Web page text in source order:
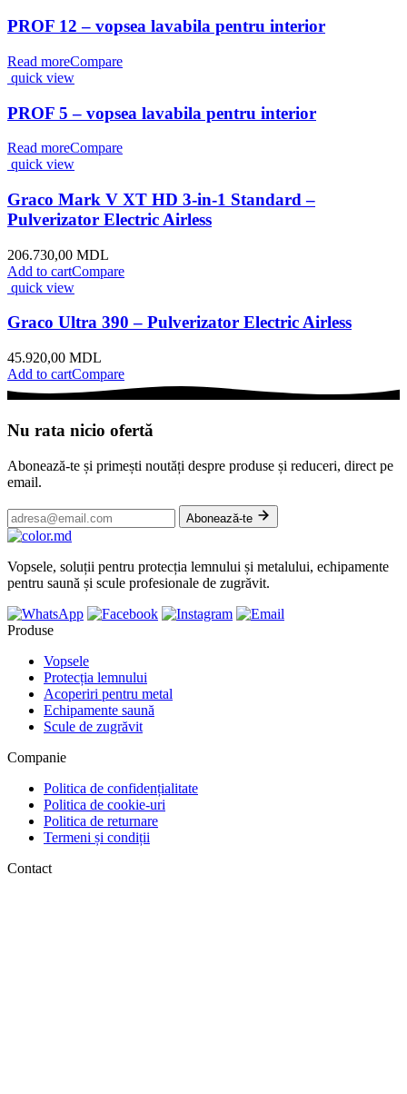
PROF 12 – vopsea lavabila pentru interior
Read moreCompare
quick view
PROF 5 – vopsea lavabila pentru interior
Read moreCompare
quick view
Graco Mark V XT HD 3-in-1 Standard –
Pulverizator Electric Airless
206.730,00 MDL
Add to cartCompare
quick view
Graco Ultra 390 – Pulverizator Electric Airless
45.920,00 MDL
Add to cartCompare
Nu rata nicio ofertă
Abonează-te și primești noutăți despre produse și reduceri, direct pe
email.
Abonează-te
Vopsele, soluții pentru protecția lemnului și metalului, echipamente
pentru saună și scule profesionale de zugrăvit.
Produse
Vopsele
Protecția lemnului
Acoperiri pentru metal
Echipamente saună
Scule de zugrăvit
Companie
Politica de confidențialitate
Politica de cookie-uri
Politica de returnare
Termeni și condiții
Contact